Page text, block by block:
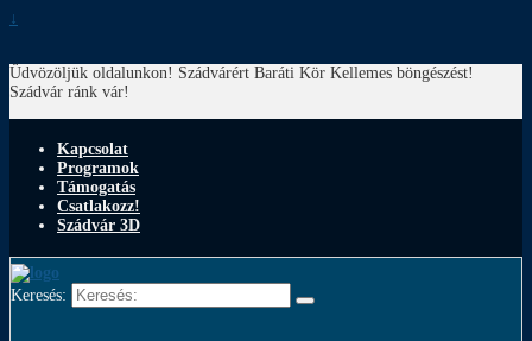
↓
Üdvözöljük oldalunkon! Szádvárért Baráti Kör Kellemes böngészést!
Szádvár ránk vár!
Kapcsolat
Programok
Támogatás
Csatlakozz!
Szádvár 3D
Keresés: